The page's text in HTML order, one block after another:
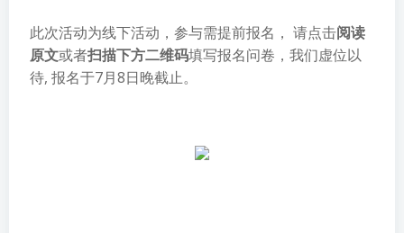
此次活动为线下活动，参与需提前报名， 请点击阅读
原文或者扫描下方二维码填写报名问卷，我们虚位以
待, 报名于7月8日晚截止。